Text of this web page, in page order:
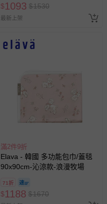
$1093 $1530
最新上架
滿2件9折
Elava - 韓國 多功能包巾/蓋毯
90x90cm-沁涼款-浪漫牧場
71折
$1188 $1670